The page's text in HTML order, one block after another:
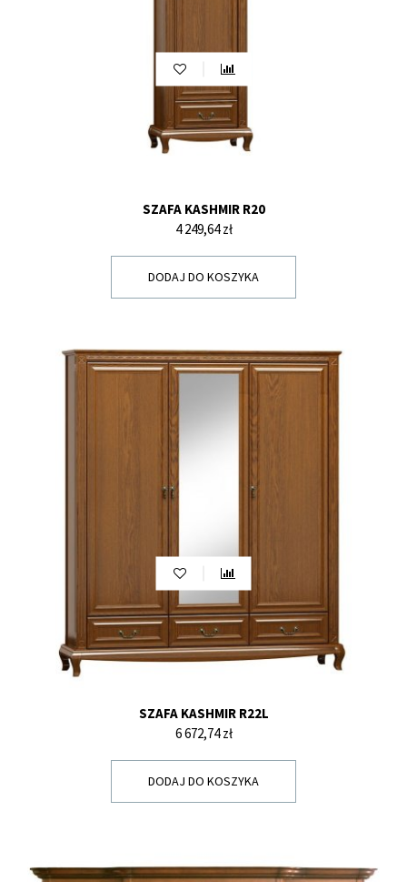
SZAFA KASHMIR R20
Cena
4 249,64 zł
DODAJ DO KOSZYKA
SZAFA KASHMIR R22L
Cena
6 672,74 zł
DODAJ DO KOSZYKA